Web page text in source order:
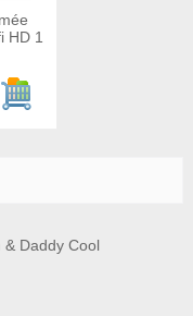
& Daddy Cool
HD 1
Ajouter au panier